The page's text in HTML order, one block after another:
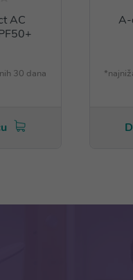
AC
30 dana
A-